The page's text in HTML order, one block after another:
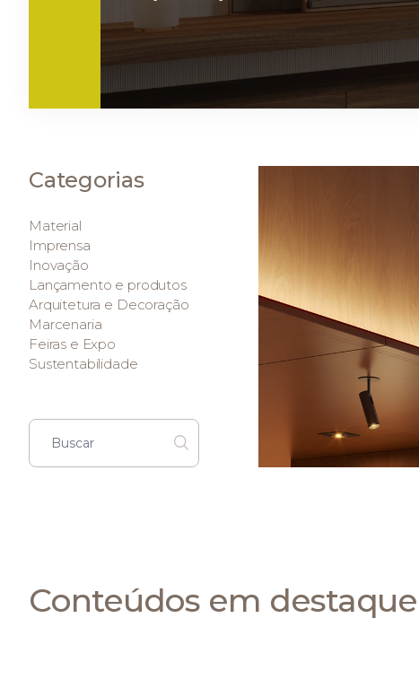
Categorias
Material
Imprensa
Inovação
Lançamento e produtos
Arquitetura e Decoração
Marcenaria
Feiras e Expo
Sustentabilidade
Conteúdos em destaque